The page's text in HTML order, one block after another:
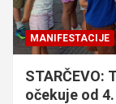
MANIFESTACIJE
STARČEVO:
očekuje od